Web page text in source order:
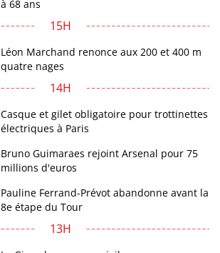
à 68 ans
15H
Léon Marchand renonce aux 200 et 400 m
quatre nages
14H
Casque et gilet obligatoire pour trottinettes
électriques à Paris
Bruno Guimaraes rejoint Arsenal pour 75
millions d'euros
Pauline Ferrand-Prévot abandonne avant la
8e étape du Tour
13H